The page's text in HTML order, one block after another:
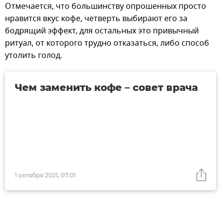
Отмечается, что большинству опрошенных просто
нравится вкус кофе, четверть выбирают его за
бодрящий эффект, для остальных это привычный
ритуал, от которого трудно отказаться, либо способ
утолить голод.
1 октября 2021, 07:01
Чем заменить кофе – совет врача